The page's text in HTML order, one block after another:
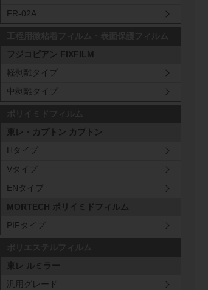
FR-02A
フジコピアン FIXFILM
軽剥離タイプ
中剥離タイプ
東レ・カプトン カプトン
Hタイプ
Vタイプ
ENタイプ
MORTECH ポリイミドフィルム
PIFタイプ
東レ ルミラー
汎用グレード